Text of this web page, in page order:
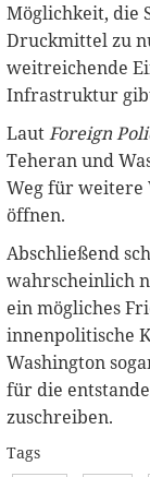
Möglichkeit, die
Druckmittel zu
weitreichende
Infrastruktur
LautForeign
Teheran und
Weg für weitere
öffnen.
Abschließend
wahrscheinlich
ein mögliches
innenpolitische
Washington
für die
zuschreiben.
Tags